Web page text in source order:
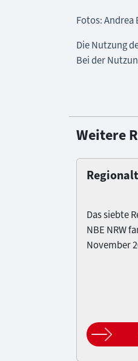
Fotos:
Die Nutzung
Bei der
Weitere
Das siebte
NBE NRW
November